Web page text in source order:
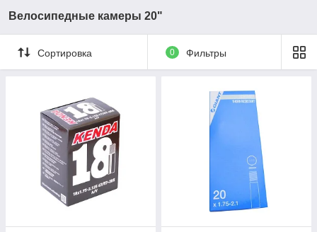
Велосипедные камеры 20"
Сортировка 0 Фильтры